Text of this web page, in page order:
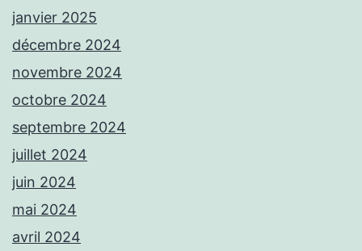
janvier 2025
décembre 2024
novembre 2024
octobre 2024
septembre 2024
juillet 2024
juin 2024
mai 2024
avril 2024